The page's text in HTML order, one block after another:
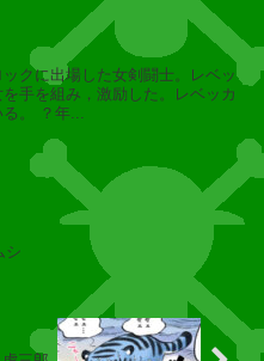
手を組み，激励した。レベッカ
には「アキリアさん」と呼ばれている。 ？年...
シ